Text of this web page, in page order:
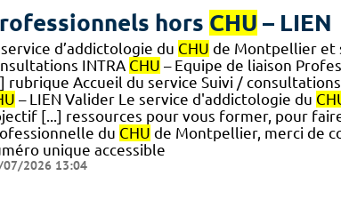
hors CHU – LIEN
d’addictologie du CHU de Montpellier et
INTRA CHU – Equipe de liaison
rubrique Accueil du service Suivi /
– LIEN Valider Le service d'addictologie du
[...] ressources pour vous former, pour
du CHU de Montpellier, merci de
unique accessible
07/2026 13:04